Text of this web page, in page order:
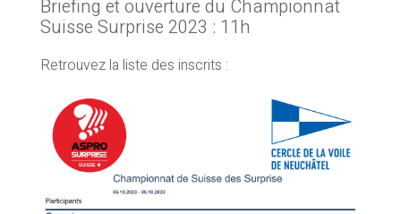
Briefing et ouverture du Championnat
Suisse Surprise 2023 : 11h
Retrouvez la liste des inscrits :